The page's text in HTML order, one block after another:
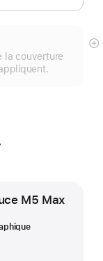
la couverture
M5 Max